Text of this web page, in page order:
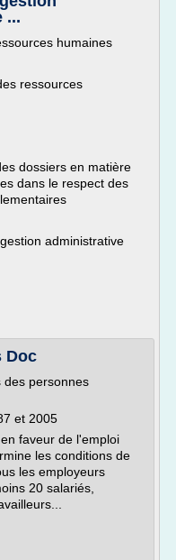
...
humaines
ressources
dossiers en matière
dans le respect des
administrative
Doc
des personnes
et 2005
faveur de l'emploi
les conditions de
les employeurs
20 salariés,